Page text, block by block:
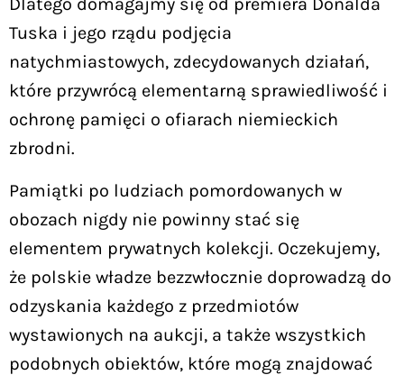
Dlatego domagajmy się od premiera Donalda
Tuska i jego rządu podjęcia
natychmiastowych, zdecydowanych działań,
które przywrócą elementarną sprawiedliwość i
ochronę pamięci o ofiarach niemieckich
zbrodni.
Pamiątki po ludziach pomordowanych w
obozach nigdy nie powinny stać się
elementem prywatnych kolekcji. Oczekujemy,
że polskie władze bezzwłocznie doprowadzą do
odzyskania każdego z przedmiotów
wystawionych na aukcji, a także wszystkich
podobnych obiektów, które mogą znajdować